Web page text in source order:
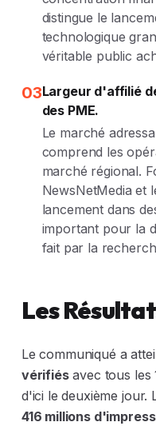
distingue le
technologique
véritable public
03Largeur d'affilié
des PME.
Le marché
comprend les
marché régional.
NewsNetMedia et
lancement dans
important pour la
fait par la
Les
Le communiqué a
vérifiésavec tous les
d'ici le deuxième jour.
416 millions